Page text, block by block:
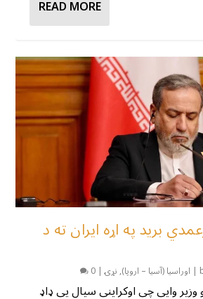
READ MORE
برید په اړه ایران ته د
| اوراسیا (آسیا – اروپا),نړۍ|
0
وزیر وايي چې اوکرایني سیال یې ډاډ